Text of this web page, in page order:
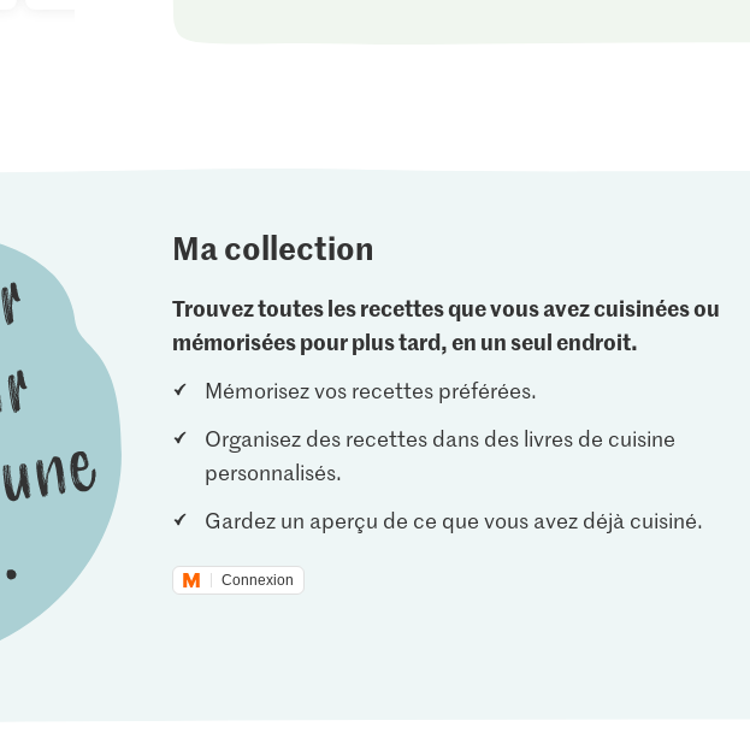
Ma collection
Trouvez toutes les recettes que vous avez cuisinées ou
mémorisées pour plus tard, en un seul endroit.
Mémorisez vos recettes préférées.
Organisez des recettes dans des livres de cuisine
personnalisés.
Gardez un aperçu de ce que vous avez déjà cuisiné.
Connexion